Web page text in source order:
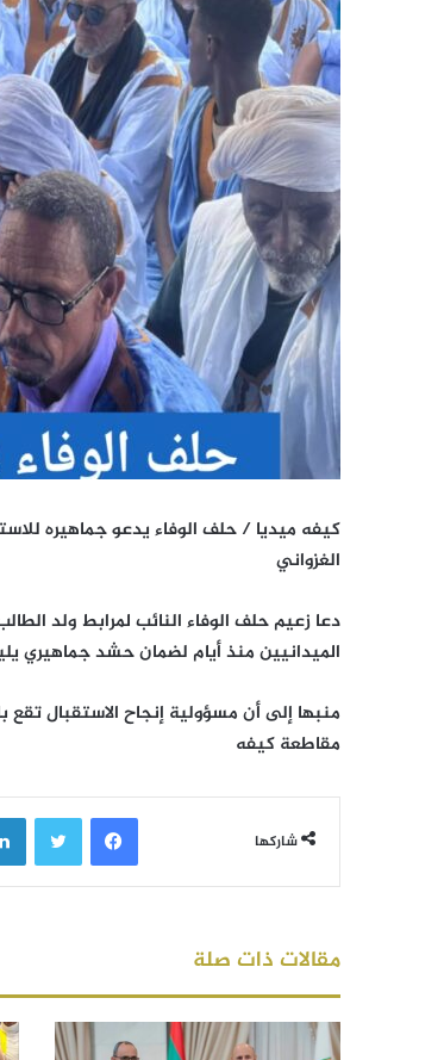
كيفه ميديا / حلف الوفاء يدعو جماهيره
الغزواني
دعا زعيم حلف الوفاء النائب لمرابط ولد
الميدانيين منذ أيام لضمان حشد جماهيري
منبها إلى أن مسؤولية إنجاح الاستقبال
مقاطعة كيفه
شاركها
فيسبوك
مقالات ذات صلة